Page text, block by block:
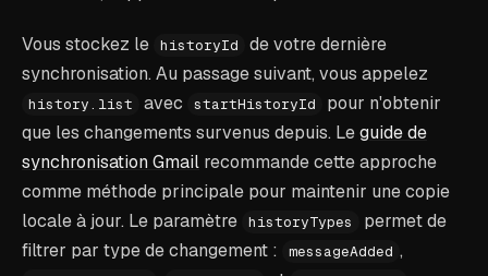
Vous stockez le historyId
de votre dernière
synchronisation. Au passage suivant, vous appelez
history.list avec startHistoryId
pour n'obtenir
que les changements survenus depuis. Leguide de
synchronisation Gmail recommande cette approche
comme méthode principale pour maintenir une copie
locale à jour. Le paramètre historyTypes
permet de
filtrer par type de changement :
messageAdded ,